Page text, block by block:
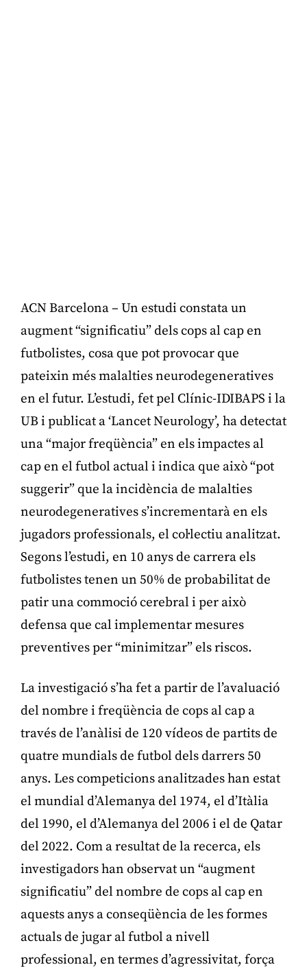
ACN Barcelona – Un estudi constata un
augment “significatiu” dels cops al cap en
futbolistes, cosa que pot provocar que
pateixin més malalties neurodegeneratives
en el futur. L’estudi, fet pel Clínic-IDIBAPS i la
UB i publicat a ‘Lancet Neurology’, ha detectat
una “major freqüència” en els impactes al
cap en el futbol actual i indica que això “pot
suggerir” que la incidència de malalties
neurodegeneratives s’incrementarà en els
jugadors professionals, el col·lectiu analitzat.
Segons l’estudi, en 10 anys de carrera els
futbolistes tenen un 50% de probabilitat de
patir una commoció cerebral i per això
defensa que cal implementar mesures
preventives per “minimitzar” els riscos.
La investigació s’ha fet a partir de l’avaluació
del nombre i freqüència de cops al cap a
través de l’anàlisi de 120 vídeos de partits de
quatre mundials de futbol dels darrers 50
anys. Les competicions analitzades han estat
el mundial d’Alemanya del 1974, el d’Itàlia
del 1990, el d’Alemanya del 2006 i el de Qatar
del 2022. Com a resultat de la recerca, els
investigadors han observat un “augment
significatiu” del nombre de cops al cap en
aquests anys a conseqüència de les formes
actuals de jugar al futbol a nivell
professional, en termes d’agressivitat, força